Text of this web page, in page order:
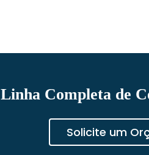
Linha Completa de
Solicite um